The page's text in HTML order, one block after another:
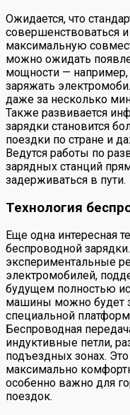
Ожидается, что
совершенствоваться
максимальную
можно ожидать
мощности —
заряжать
даже за несколько
Также развивается
зарядки становится
поездки по стране и
Ведутся работы по
зарядных станций
задерживаться в пути.
Технология
Еще одна интересная
беспроводной
экспериментальные
электромобилей,
будущем полностью
машины можно будет
специальной
Беспроводная
индуктивные петли,
подъездных зонах.
максимально
особенно важно для
поездок.